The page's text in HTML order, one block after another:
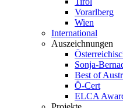
Vorarlberg
Wien
International
Auszeichnungen
Sonja-
Best of
Ö-Cert
ELCA